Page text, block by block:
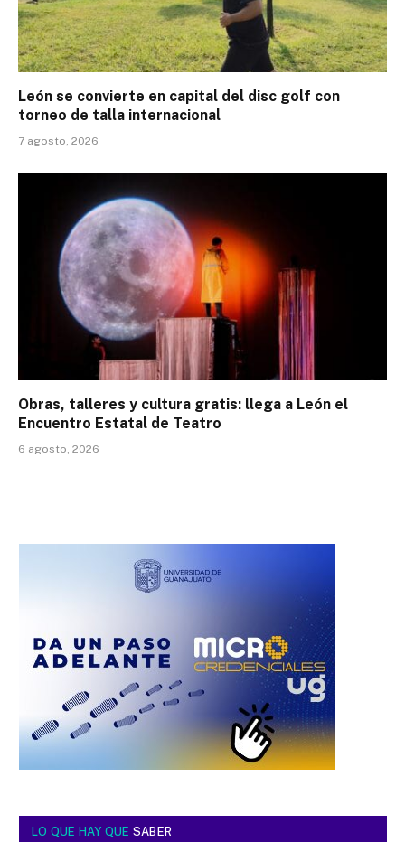
León se convierte en capital del disc golf con
torneo de talla internacional
7 agosto, 2026
Obras, talleres y cultura gratis: llega a León el
Encuentro Estatal de Teatro
6 agosto, 2026
LO QUE HAY QUE SABER